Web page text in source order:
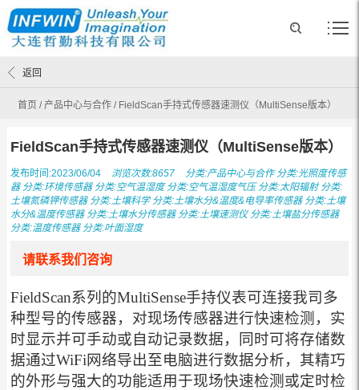
首页 / 产品中心与合作 / FieldScan手持式传感器速测仪（MultiSense版本）
返回
FieldScan手持式传感器速测仪（MultiSense版本）
发布时间:2023/06/04 浏览次数:8657 分类:产品中心与合作分类:光照度传感
器分类:环境传感器分类:空气温湿度分类:空气温湿度气压分类:太阳辐射分类:
土壤氮磷钾传感器分类:土壤科学分类:土壤水分&温度&电导率传感器分类:土壤
水分&温度传感器分类:土壤水分传感器分类:土壤速测仪分类:土壤盐分传感器
分类:温度传感器分类:叶面湿度
请联系我们咨询
FieldScan系列的MultiSense手持仪表可连接我司多
种型号的传感器，对现场传感器进行快速检测，实
时显示并可手动或自动记录数据，同时可将存储数
据通过WiFi网络导出至电脑进行数据分析，其精巧
的外形与强大的功能适用于现场快速检测或定时检